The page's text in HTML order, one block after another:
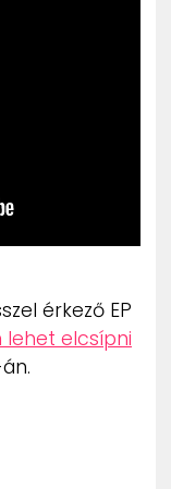
érkező EP
lehet elcsípni